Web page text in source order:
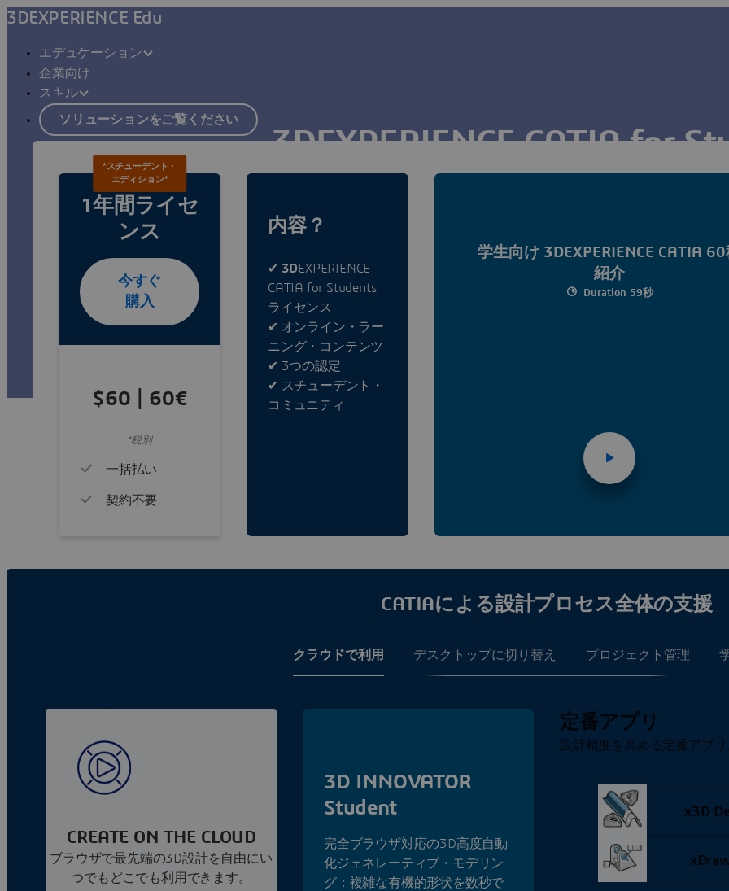
3DEXPERIENCE Edu
エデュケーション
企業向け
スキル
ソリューションをご覧ください
3DEXPERIENCE CATIA for
EXPERIENCEへアッ
*スチューデント・
エディション*
1年間ライセ
ンス
今すぐ
購入
$60 | 60€
*税別
一括払い
契約不要
内容？
✔ 3DEXPERIENCE
CATIA for Students
ライセンス
✔ オンライン・ラー
ニング・コンテンツ
✔ 3つの認定
✔ スチューデント・
コミュニティ
学生向け 3DEXPERIENCE CATIA
紹介
Duration 59秒
CATIAによる設計プロセス全体の支援
クラウドで利用 デスクトップに切り替え プロジェクト管理
CREATE ON THE CLOUD
ブラウザで最先端の3D設計を自由にい
つでもどこでも利用できます。
3D INNOVATOR
Student
完全ブラウザ対応の3D高度自動
化ジェネレーティブ・モデリン
グ：複雑な有機的形状を数秒で
定番アプリ
設計精度を高める定番アプリ
x3D